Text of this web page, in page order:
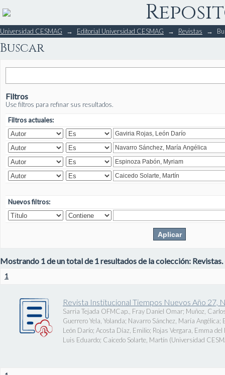
Buscar
Universidad CESMAG → Editorial Universidad CESMAG → Revistas →
Buscar
Filtros
Use filtros para refinar sus resultados.
Filtros actuales:
Nuevos filtros:
Mostrando 1 de un total de 1 resultados de la colección: Revistas.
1
Revista Institucional Tiempos Nuevos Año 27,
Sarria Tejada OFMCap., Fray Daniel Omar; Muñoz,
Guerrero Yela, Yolanda; Navarro Sánchez, María Angélica;
León Darío; Acosta Díaz, Emilio; Rojas Vergara, Emma del
Luis Eduardo; Caicedo Solarte, Martín (Universidad